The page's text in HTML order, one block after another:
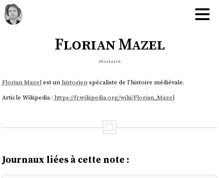
Florian Mazel
#histoire
Florian Mazelest un historienspécaliste de l'histoire médiévale.
Article Wikipedia : https://fr.wikipedia.org/wiki/Florian_Mazel
Journaux liées à cette note :